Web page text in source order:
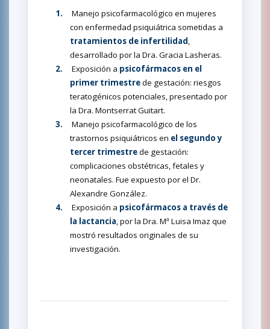
1.
Manejo psicofarmacológico en mujeres
con enfermedad psiquiátrica sometidas a
tratamientos de infertilidad,
desarrollado por la Dra. Gracia Lasheras.
2.
Exposición a psicofármacos en el
primer trimestrede gestación: riesgos
teratogénicos potenciales, presentado por
la Dra. Montserrat Guitart.
3.
Manejo psicofarmacológico de los
trastornos psiquiátricos en el segundo y
tercer trimestrede gestación:
complicaciones obstétricas, fetales y
neonatales. Fue expuesto por el Dr.
Alexandre González.
4.
Exposición a psicofármacos a través de
la lactancia, por la Dra. Mª Luisa Imaz que
mostró resultados originales de su
investigación.